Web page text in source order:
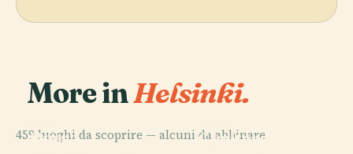
More inHelsinki.
459 luoghi da scoprire — alcuni da abbinare.
PLACE
Cimitero di
Opera
PLACE